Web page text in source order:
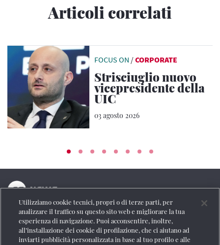
Articoli correlati
FOCUS ON /CORPORATE
Strisciuglio nuovo
vicepresidente della
UIC
03 agosto 2026
La testata online del Gruppo FS Italiane
Social
Utilizziamo cookie tecnici, propri o di terze parti, per
analizzare il traffico su questo sito web e migliorare la tua
esperienza di navigazione. Puoi acconsentire, inoltre,
all’installazione dei cookie di profilazione, che ci aiutano ad
inviarti pubblicità personalizzata in base al tuo profilo e alle